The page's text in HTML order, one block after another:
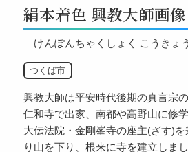
絹本着色 興教大師画像
けんぽんちゃくしょく こうきょ
つくば市
興教大師は平安時代後期の真言宗の
仁和寺で出家、南都や高野山に修
大伝法院・金剛峯寺の座主(ざす)
り山を下り、根来に寺を建立しまし